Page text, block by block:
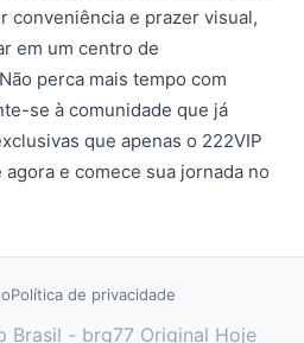
conveniência e prazer visual,
em um centro de
perca mais tempo com
se à comunidade que já
que apenas o 222VIP
e comece sua jornada no
Política de privacidade
Brasil - brg77 Original Hoje